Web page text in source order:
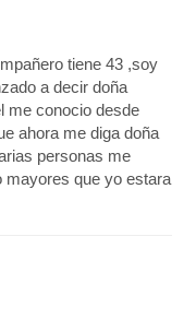
tiene 43 ,soy
a decir doña
me conocio desde
ahora me diga doña
personas me
mayores que yo estara